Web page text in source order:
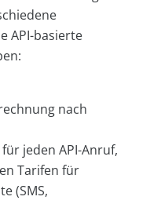
API-basierte
nach
jeden API-Anruf,
Tarifen für
(SMS,